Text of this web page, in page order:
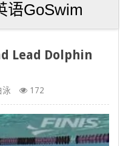
语GoSwim
Lead Dolphin
泳 172